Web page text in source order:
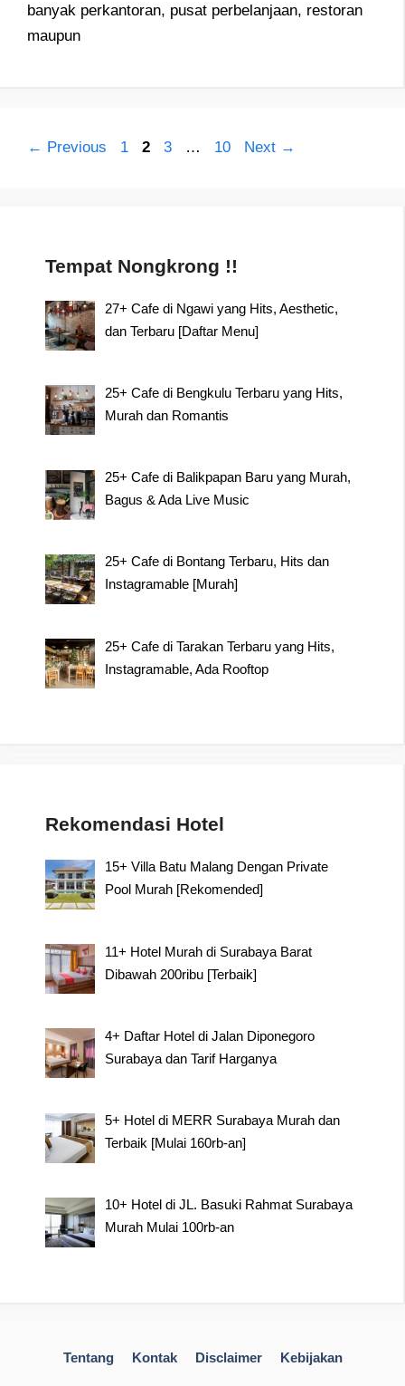
banyak perkantoran, pusat perbelanjaan, restoran
maupun
Post
← Previous Page
1 Page
2 Page
3 … Page
10 Next →
Tempat Nongkrong !!
27+ Cafe di Ngawi yang Hits, Aesthetic,
dan Terbaru [Daftar Menu]
25+ Cafe di Bengkulu Terbaru yang Hits,
Murah dan Romantis
25+ Cafe di Balikpapan Baru yang Murah,
Bagus & Ada Live Music
25+ Cafe di Bontang Terbaru, Hits dan
Instagramable [Murah]
25+ Cafe di Tarakan Terbaru yang Hits,
Instagramable, Ada Rooftop
Rekomendasi Hotel
15+ Villa Batu Malang Dengan Private
Pool Murah [Rekomended]
11+ Hotel Murah di Surabaya Barat
Dibawah 200ribu [Terbaik]
4+ Daftar Hotel di Jalan Diponegoro
Surabaya dan Tarif Harganya
5+ Hotel di MERR Surabaya Murah dan
Terbaik [Mulai 160rb-an]
10+ Hotel di JL. Basuki Rahmat Surabaya
Murah Mulai 100rb-an
Tentang Kontak Disclaimer Kebijakan